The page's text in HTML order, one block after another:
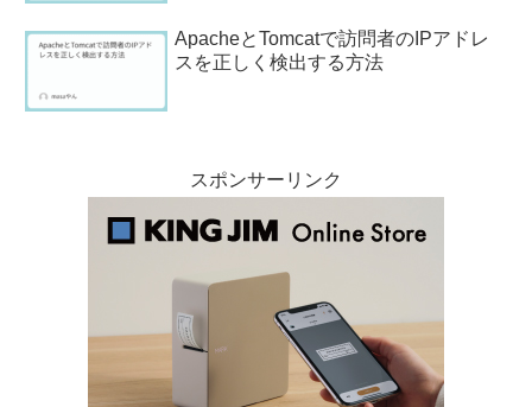
ApacheとTomcatで訪問者のIPアドレ
スを正しく検出する方法
スポンサーリンク